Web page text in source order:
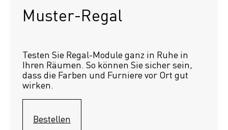
Muster-Regal
Testen Sie Regal-Module ganz in Ruhe in
Ihren Räumen. So können Sie sicher sein,
dass die Farben und Furniere vor Ort gut
wirken.
Bestellen